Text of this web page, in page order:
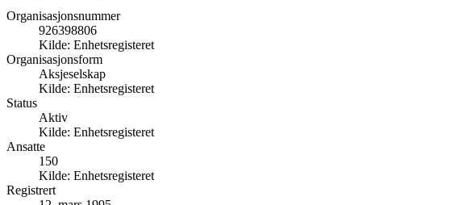
Organisasjonsnummer
926398806
Kilde: Enhetsregisteret
Organisasjonsform
Aksjeselskap
Kilde: Enhetsregisteret
Status
Aktiv
Kilde: Enhetsregisteret
Ansatte
150
Kilde: Enhetsregisteret
Registrert